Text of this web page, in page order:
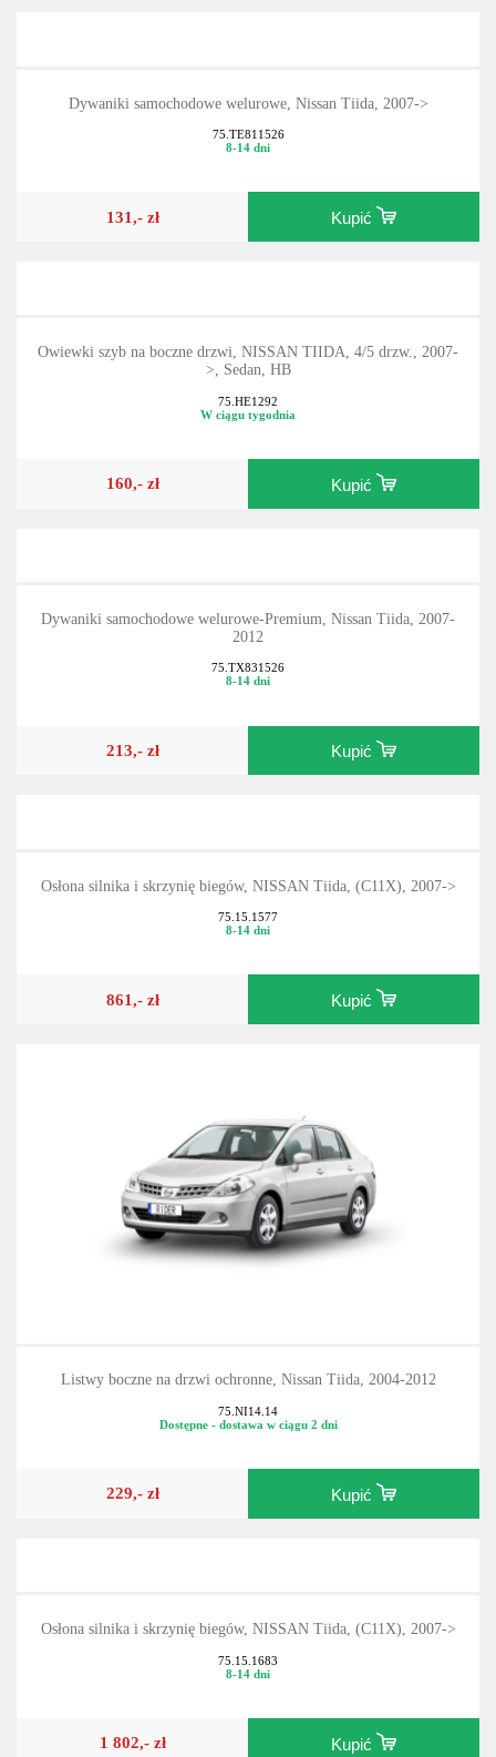
Dywaniki samochodowe welurowe, Nissan Tiida, 2007->
75.TE811526
8-14 dni
131,- zł Kupić
Owiewki szyb na boczne drzwi, NISSAN TIIDA, 4/5 drzw., 2007-
>, Sedan, HB
75.HE1292
W ciągu tygodnia
160,- zł Kupić
Dywaniki samochodowe welurowe-Premium, Nissan Tiida, 2007-
2012
75.TX831526
8-14 dni
213,- zł Kupić
Osłona silnika i skrzynię biegów, NISSAN Tiida, (C11X), 2007->
75.15.1577
8-14 dni
861,- zł Kupić
Listwy boczne na drzwi ochronne, Nissan Tiida, 2004-2012
75.NI14.14
Dostępne - dostawa w ciągu 2 dni
229,- zł Kupić
Osłona silnika i skrzynię biegów, NISSAN Tiida, (C11X), 2007->
75.15.1683
8-14 dni
1 802,- zł Kupić